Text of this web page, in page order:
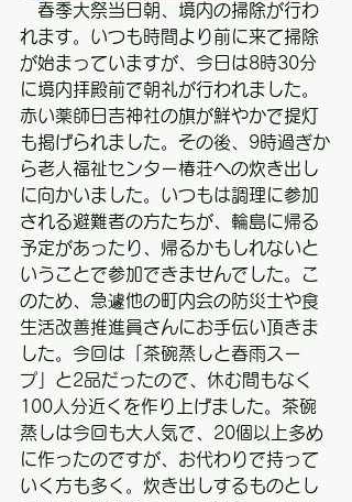
春季大祭当日朝、境内の掃除が行わ
れます。いつも時間より前に来て掃除
が始まっていますが、今日は8時30分
に境内拝殿前で朝礼が行われました。
赤い薬師日吉神社の旗が鮮やかで提灯
も掲げられました。その後、9時過ぎか
ら老人福祉センター椿荘への炊き出し
に向かいました。いつもは調理に参加
される避難者の方たちが、輪島に帰る
予定があったり、帰るかもしれないと
いうことで参加できませんでした。こ
のため、急遽他の町内会の防災士や食
生活改善推進員さんにお手伝い頂きま
した。今回は「茶碗蒸しと春雨スー
プ」と2品だったので、休む間もなく
100人分近くを作り上げました。茶碗
蒸しは今回も大人気で、20個以上多め
に作ったのですが、お代わりで持って
いく方も多く。炊き出しするものとし